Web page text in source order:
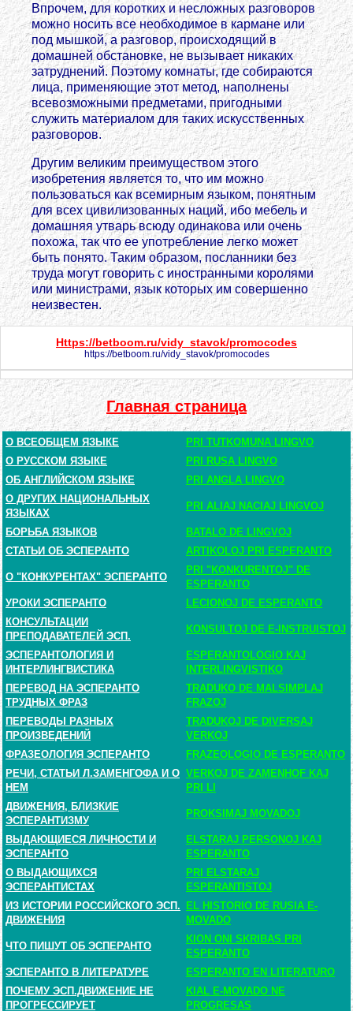
Впрочем, для коротких и несложных разговоров
можно носить все необходимое в кармане или
под мышкой, а разговор, происходящий в
домашней обстановке, не вызывает никаких
затруднений. Поэтому комнаты, где собираются
лица, применяющие этот метод, наполнены
всевозможными предметами, пригодными
служить материалом для таких искусственных
разговоров.
Другим великим преимуществом этого
изобретения является то, что им можно
пользоваться как всемирным языком, понятным
для всех цивилизованных наций, ибо мебель и
домашняя утварь всюду одинакова или очень
похожа, так что ее употребление легко может
быть понято. Таким образом, посланники без
труда могут говорить с иностранными королями
или министрами, язык которых им совершенно
неизвестен.
Https://betboom.ru/vidy_stavok/promocodes
https://betboom.ru/vidy_stavok/promocodes
Главная страница
О ВСЕОБЩЕМ ЯЗЫКЕ
PRI TUTKOMUNA LINGVO
О РУССКОМ ЯЗЫКЕ
PRI RUSA LINGVO
ОБ АНГЛИЙСКОМ ЯЗЫКЕ
PRI ANGLA LINGVO
О ДРУГИХ НАЦИОНАЛЬНЫХ
ЯЗЫКАХ
PRI ALIAJ NACIAJ LINGVOJ
БОРЬБА ЯЗЫКОВ
BATALO DE LINGVOJ
СТАТЬИ ОБ ЭСПЕРАНТО
ARTIKOLOJ PRI ESPERANTO
О "КОНКУРЕНТАХ" ЭСПЕРАНТО
PRI "KONKURENTOJ" DE
ESPERANTO
УРОКИ ЭСПЕРАНТО
LECIONOJ DE ESPERANTO
КОНСУЛЬТАЦИИ
ПРЕПОДАВАТЕЛЕЙ ЭСП.
KONSULTOJ DE E-INSTRUISTOJ
ЭСПЕРАНТОЛОГИЯ И
ИНТЕРЛИНГВИСТИКА
ESPERANTOLOGIO KAJ
INTERLINGVISTIKO
ПЕРЕВОД НА ЭСПЕРАНТО
ТРУДНЫХ ФРАЗ
TRADUKO DE MALSIMPLAJ
FRAZOJ
ПЕРЕВОДЫ РАЗНЫХ
ПРОИЗВЕДЕНИЙ
TRADUKOJ DE DIVERSAJ
VERKOJ
ФРАЗЕОЛОГИЯ ЭСПЕРАНТО
FRAZEOLOGIO DE ESPERANTO
РЕЧИ, СТАТЬИ Л.ЗАМЕНГОФА И О
НЕМ
VERKOJ DE ZAMENHOF KAJ
PRI LI
ДВИЖЕНИЯ, БЛИЗКИЕ
ЭСПЕРАНТИЗМУ
PROKSIMAJ MOVADOJ
ВЫДАЮЩИЕСЯ ЛИЧНОСТИ И
ЭСПЕРАНТО
ELSTARAJ PERSONOJ KAJ
ESPERANTO
О ВЫДАЮЩИХСЯ
ЭСПЕРАНТИСТАХ
PRI ELSTARAJ
ESPERANTISTOJ
ИЗ ИСТОРИИ РОССИЙСКОГО ЭСП.
ДВИЖЕНИЯ
EL HISTORIO DE RUSIA E-
MOVADO
ЧТО ПИШУТ ОБ ЭСПЕРАНТО
KION ONI SKRIBAS PRI
ESPERANTO
ЭСПЕРАНТО В ЛИТЕРАТУРЕ
ESPERANTO EN LITERATURO
ПОЧЕМУ ЭСП.ДВИЖЕНИЕ НЕ
ПРОГРЕССИРУЕТ
KIAL E-MOVADO NE
PROGRESAS